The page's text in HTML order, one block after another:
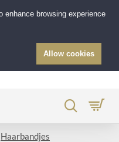
Haarbandjes
browsing experience
Allow cookies